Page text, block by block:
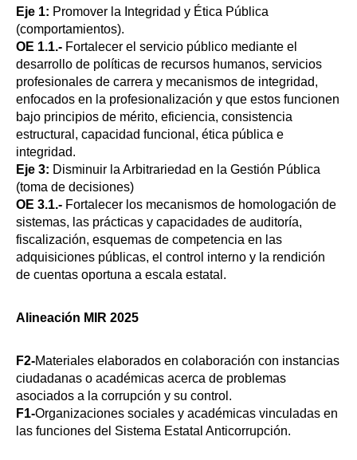
Eje 1: Promover la Integridad y Ética Pública
(comportamientos).
OE 1.1.- Fortalecer el servicio público mediante el
desarrollo de políticas de recursos humanos, servicios
profesionales de carrera y mecanismos de integridad,
enfocados en la profesionalización y que estos funcionen
bajo principios de mérito, eficiencia, consistencia
estructural, capacidad funcional, ética pública e
integridad.
Eje 3: Disminuir la Arbitrariedad en la Gestión Pública
(toma de decisiones)
OE 3.1.- Fortalecer los mecanismos de homologación de
sistemas, las prácticas y capacidades de auditoría,
fiscalización, esquemas de competencia en las
adquisiciones públicas, el control interno y la rendición
de cuentas oportuna a escala estatal.
Alineación MIR 2025
F2-Materiales elaborados en colaboración con instancias
ciudadanas o académicas acerca de problemas
asociados a la corrupción y su control.
F1-Organizaciones sociales y académicas vinculadas en
las funciones del Sistema Estatal Anticorrupción.